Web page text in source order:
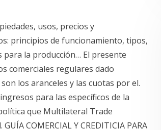
usos, precios y
principios de funcionamiento, tipos,
para la producción… El presente
comerciales regulares dado
los aranceles y las cuotas por el.
para las específicos de la
que Multilateral Trade
COMERCIAL Y CREDITICIA PARA